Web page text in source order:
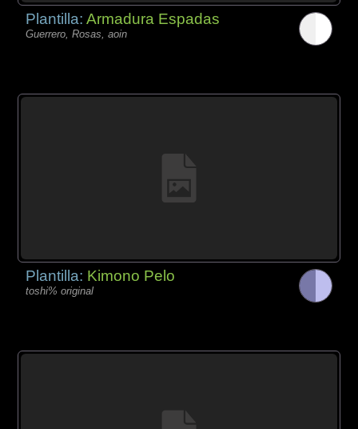
Plantilla:Armadura Espadas
Guerrero, Rosas, aoin
Plantilla: Kimono Pelo
toshi% original